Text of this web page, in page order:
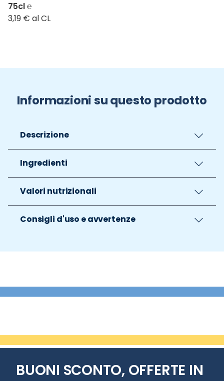
75cl ℮
3,19 € al CL
Informazioni su questo prodotto
Descrizione
Ingredienti
Valori nutrizionali
Consigli d'uso e avvertenze
BUONI SCONTO, OFFERTE IN